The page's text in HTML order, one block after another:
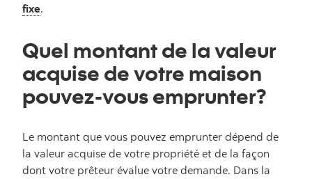
fixe.
Quel montant de la valeur
acquise de votre maison
pouvez-vous emprunter?
Le montant que vous pouvez emprunter dépend de
la valeur acquise de votre propriété et de la façon
dont votre prêteur évalue votre demande. Dans la